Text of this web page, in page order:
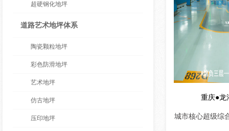
超硬钢化地坪
道路艺术地坪体系
陶瓷颗粒地坪
彩色防滑地坪
艺术地坪
仿古地坪
压印地坪
重庆●龙
城市核心超级综